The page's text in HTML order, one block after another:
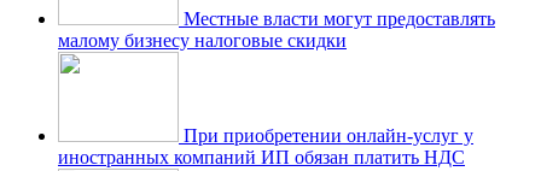
Местные власти могут предоставлять
малому бизнесу налоговые скидки
При приобретении онлайн-услуг у
иностранных компаний ИП обязан платить НДС